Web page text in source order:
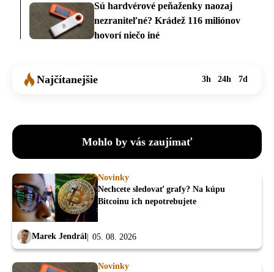
Sú hardvérové peňaženky naozaj
nezraniteľné? Krádež 116 miliónov
hovorí niečo iné
Najčítanejšie 3h 24h 7d
Mohlo by vás zaujímať
Novinky
Nechcete sledovať grafy? Na kúpu
Bitcoinu ich nepotrebujete
Marek Jendrál 05. 08. 2026
Novinky